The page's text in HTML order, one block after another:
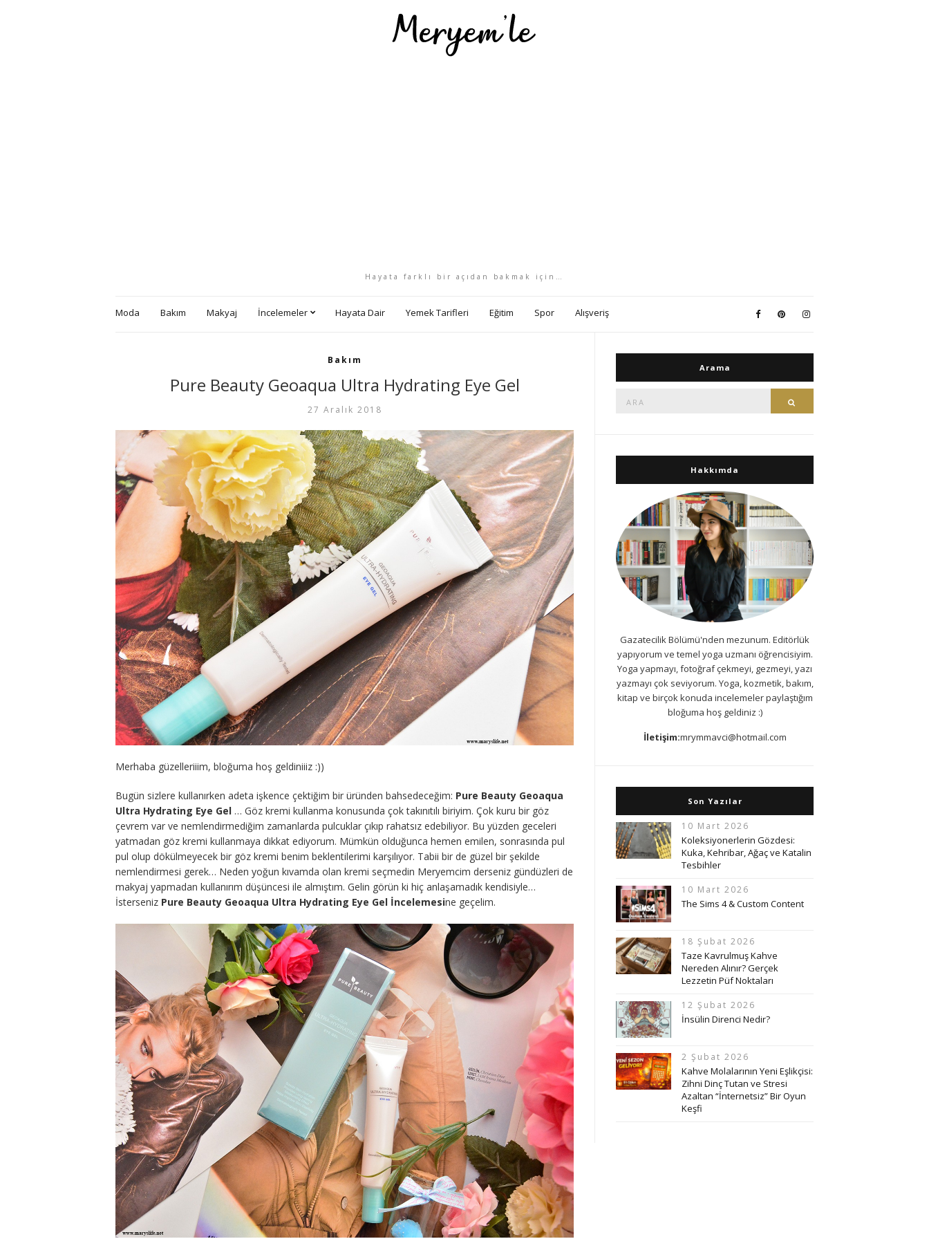
Hayata farklı bir açıdan bakmak için…
Moda Bakım Makyaj İncelemeler Hayata Dair Yemek Tarifleri Eğitim Spor Alışveriş
Bakım
Pure Beauty Geoaqua Ultra Hydrating Eye Gel
27 Aralık 2018
Merhaba güzelleriiim, bloğuma hoş geldiniiiz :))
Bugün sizlere kullanırken adeta işkence çektiğim bir üründen bahsedeceğim: Pure Beauty Geoaqua
Ultra Hydrating Eye Gel … Göz kremi kullanma konusunda çok takınıtılı biriyim. Çok kuru bir göz
çevrem var ve nemlendirmediğim zamanlarda pulcuklar çıkıp rahatsız edebiliyor. Bu yüzden geceleri
yatmadan göz kremi kullanmaya dikkat ediyorum. Mümkün olduğunca hemen emilen, sonrasında pul
pul olup dökülmeyecek bir göz kremi benim beklentilerimi karşılıyor. Tabii bir de güzel bir şekilde
nemlendirmesi gerek… Neden yoğun kıvamda olan kremi seçmedin Meryemcim derseniz gündüzleri de
makyaj yapmadan kullanırım düşüncesi ile almıştım. Gelin görün ki hiç anlaşamadık kendisiyle…
İsterseniz Pure Beauty Geoaqua Ultra Hydrating Eye Gel İncelemesine geçelim.
Arama
Hakkımda
Gazatecilik Bölümü'nden mezunum. Editörlük
yapıyorum ve temel yoga uzmanı öğrencisiyim.
Yoga yapmayı, fotoğraf çekmeyi, gezmeyi, yazı
yazmayı çok seviyorum. Yoga, kozmetik, bakım,
kitap ve birçok konuda incelemeler paylaştığım
bloğuma hoş geldiniz :)
İletişim:mrymmavci@hotmail.com
Son Yazılar
10 Mart 2026
Koleksiyonerlerin Gözdesi:
Kuka, Kehribar, Ağaç ve Katalin
Tesbihler
10 Mart 2026
The Sims 4 & Custom Content
18 Şubat 2026
Taze Kavrulmuş Kahve
Nereden Alınır? Gerçek
Lezzetin Püf Noktaları
12 Şubat 2026
İnsülin Direnci Nedir?
2 Şubat 2026
Kahve Molalarının Yeni Eşlikçisi:
Zihni Dinç Tutan ve Stresi
Azaltan “İnternetsiz” Bir Oyun
Keşfi